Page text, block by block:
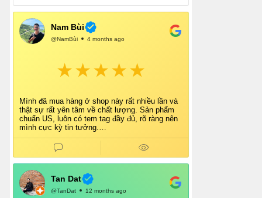
Nam Bùi
@NamBùi 4 months ago
Mình đã mua hàng ở shop này rất nhiều lần và
thật sự rất yên tâm về chất lượng. Sản phẩm
chuẩn US, luôn có tem tag đầy đủ, rõ ràng nên
mình cực kỳ tin tưởng.
Shop tư vấn nhiệt tình, giao hàng nhanh, đóng
gói cẩn thận. Mỗi lần mua đều cảm thấy hài
Chắc chắn mình sẽ tiếp tục ủng hộ shop lâu dài
và giới thiệu thêm cho bạn bè 👍
Tan Dat
@TanDat 12 months ago